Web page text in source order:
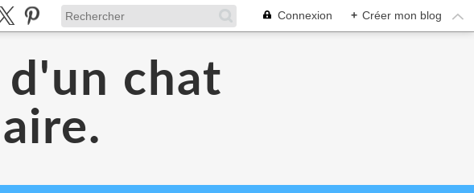
Connexion + Créer mon blog
d'un chat